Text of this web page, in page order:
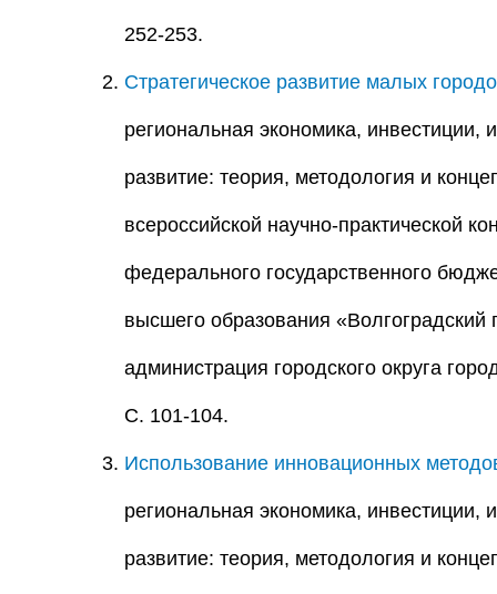
252-253.
Стратегическое развитие малых
региональная экономика, инвестиции,
развитие: теория, методология и
всероссийской научно-практической
федерального государственного
высшего образования «Волгоградский
администрация городского округа
С. 101-104.
Использование инновационных
региональная экономика, инвестиции,
развитие: теория, методология и